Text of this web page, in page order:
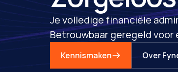
Je volledige financiële
Betrouwbaar geregeld voor
Kennismaken Over